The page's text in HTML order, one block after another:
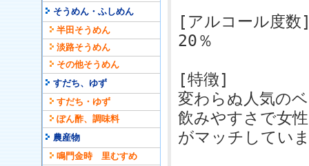
そうめん・ふしめん
半田そうめん
淡路そうめん
その他そうめん
すだち、ゆず
すだち・ゆず
ぽん酢、調味料
農産物
鳴門金時 里むすめ
[アルコール度
20％
[特徴]
変わらぬ人気の
飲みやすさで女
がマッチしてい